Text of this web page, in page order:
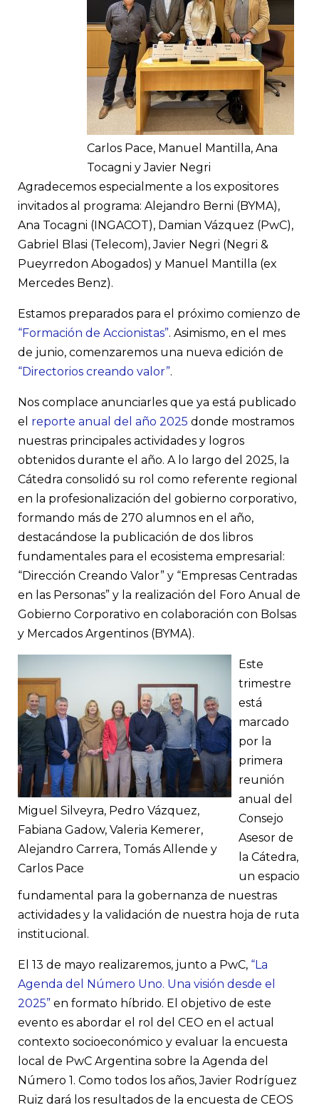
Carlos Pace, Manuel Mantilla, Ana
Tocagni y Javier Negri
Agradecemos especialmente a los expositores
invitados al programa: Alejandro Berni (BYMA),
Ana Tocagni (INGACOT), Damian Vázquez (PwC),
Gabriel Blasi (Telecom), Javier Negri (Negri &
Pueyrredon Abogados) y Manuel Mantilla (ex
Mercedes Benz).
Estamos preparados para el próximo comienzo de
“Formación de Accionistas”. Asimismo, en el mes
de junio, comenzaremos una nueva edición de
“Directorios creando valor”.
Nos complace anunciarles que ya está publicado
el reporte anual del año 2025 donde mostramos
nuestras principales actividades y logros
obtenidos durante el año. A lo largo del 2025, la
Cátedra consolidó su rol como referente regional
en la profesionalización del gobierno corporativo,
formando más de 270 alumnos en el año,
destacándose la publicación de dos libros
fundamentales para el ecosistema empresarial:
“Dirección Creando Valor” y “Empresas Centradas
en las Personas” y la realización del Foro Anual de
Gobierno Corporativo en colaboración con Bolsas
y Mercados Argentinos (BYMA).
Miguel Silveyra, Pedro Vázquez,
Fabiana Gadow, Valeria Kemerer,
Alejandro Carrera, Tomás Allende y
Carlos Pace
Este
trimestre
está
marcado
por la
primera
reunión
anual del
Consejo
Asesor de
la Cátedra,
un espacio
fundamental para la gobernanza de nuestras
actividades y la validación de nuestra hoja de ruta
institucional.
El 13 de mayo realizaremos, junto a PwC, “La
Agenda del Número Uno. Una visión desde el
2025” en formato híbrido. El objetivo de este
evento es abordar el rol del CEO en el actual
contexto socioeconómico y evaluar la encuesta
local de PwC Argentina sobre la Agenda del
Número 1. Como todos los años, Javier Rodríguez
Ruiz dará los resultados de la encuesta de CEOS